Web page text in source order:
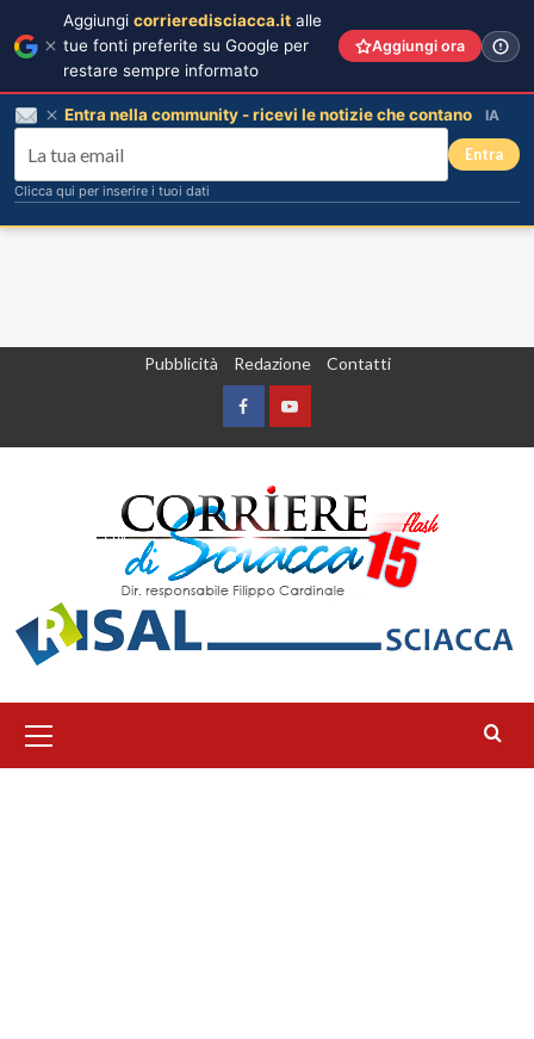
Pubblicità Redazione Contatti
FacebookYountube
principale
Aggiungi corrieredisciacca.it alle
tue fonti preferite su Google per
restare sempre informato
Aggiungi ora
Entra nella community - ricevi le notizie che contano IA
Entra
Clicca qui per inserire i tuoi dati